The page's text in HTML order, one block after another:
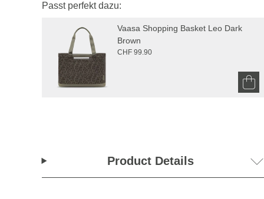
Passt perfekt dazu:
Vaasa Shopping Basket Leo Dark
Brown
CHF 99.90
Product Details